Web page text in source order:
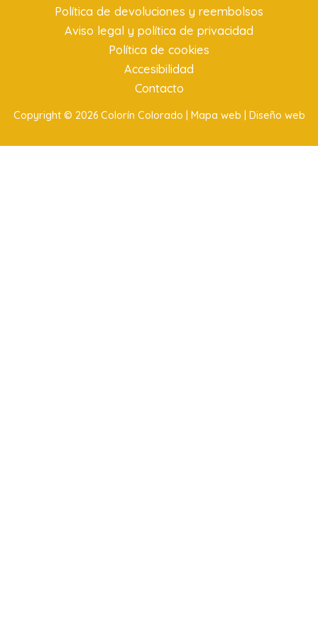
Política de devoluciones y reembolsos
Aviso legal y política de privacidad
Política de cookies
Accesibilidad
Contacto
Copyright © 2026 Colorín Colorado | Mapa web | Diseño web